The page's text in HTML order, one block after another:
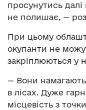
просунутись далі
не полишає, —
При цьому
окупанти не
закріплюються у
— Вони
в лісах. Дуже
місцевість з